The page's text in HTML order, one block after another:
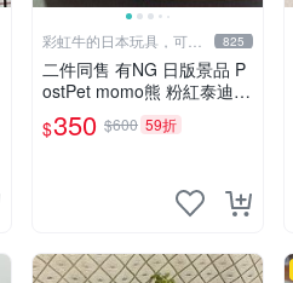
彩虹牛的日本玩具，可7
取付
825
二件同售 有NG 日版景品 P
ostPet momo熊 粉紅泰迪熊
妹妹 comomo 企鵝 娃娃 布
偶 手指頭 娃娃
$350 $600 59折